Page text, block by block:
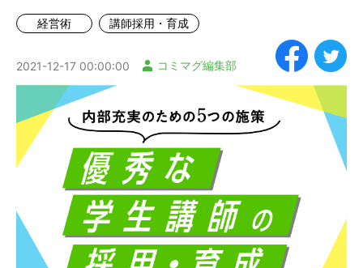
経営術 講師採用・育成
2021-12-17 00:00:00 コミマグ編集部